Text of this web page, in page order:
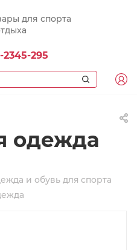
для спорта
295
одежда
и обувь для спорта